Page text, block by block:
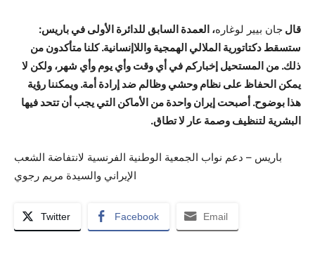
قال جان بيير لوغاره، العمدة السابق للدائرة الأولى في باريس:
ستسقط دكتاتورية الملالي الهمجية واللاإنسانية. كلنا متأكدون من
ذلك. من المستحيل إخباركم في أي وقت وأي يوم وأي شهر، ولكن لا
يمكن الحفاظ على نظام وحشي وظالم ضد إرادة أمة. ويمكننا رؤية
هذا بوضوح. أصبحت إيران واحدة من الأماكن التي يجب أن تتحد فيها
البشرية لتنظيف وصمة عار لا تطاق.
باريس – دعم نواب الجمعية الوطنية الفرنسية لانتفاضة الشعب
الإيراني والسيدة مريم رجوي
Twitter Facebook Email